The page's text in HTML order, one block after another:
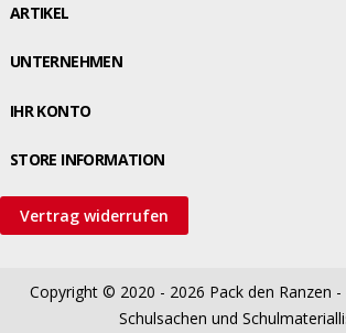
ARTIKEL
UNTERNEHMEN
IHR KONTO
STORE INFORMATION
Vertrag widerrufen
Copyright © 2020 - 2026 Pack den Ranzen
Schulsachen und